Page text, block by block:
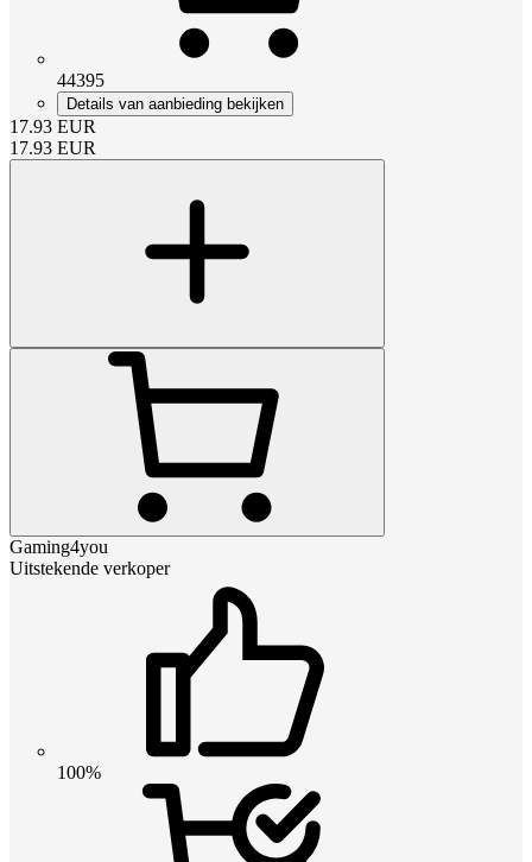
44395
Details van aanbieding bekijken
17.93 EUR
17.93 EUR
Gaming4you
Uitstekende verkoper
100%